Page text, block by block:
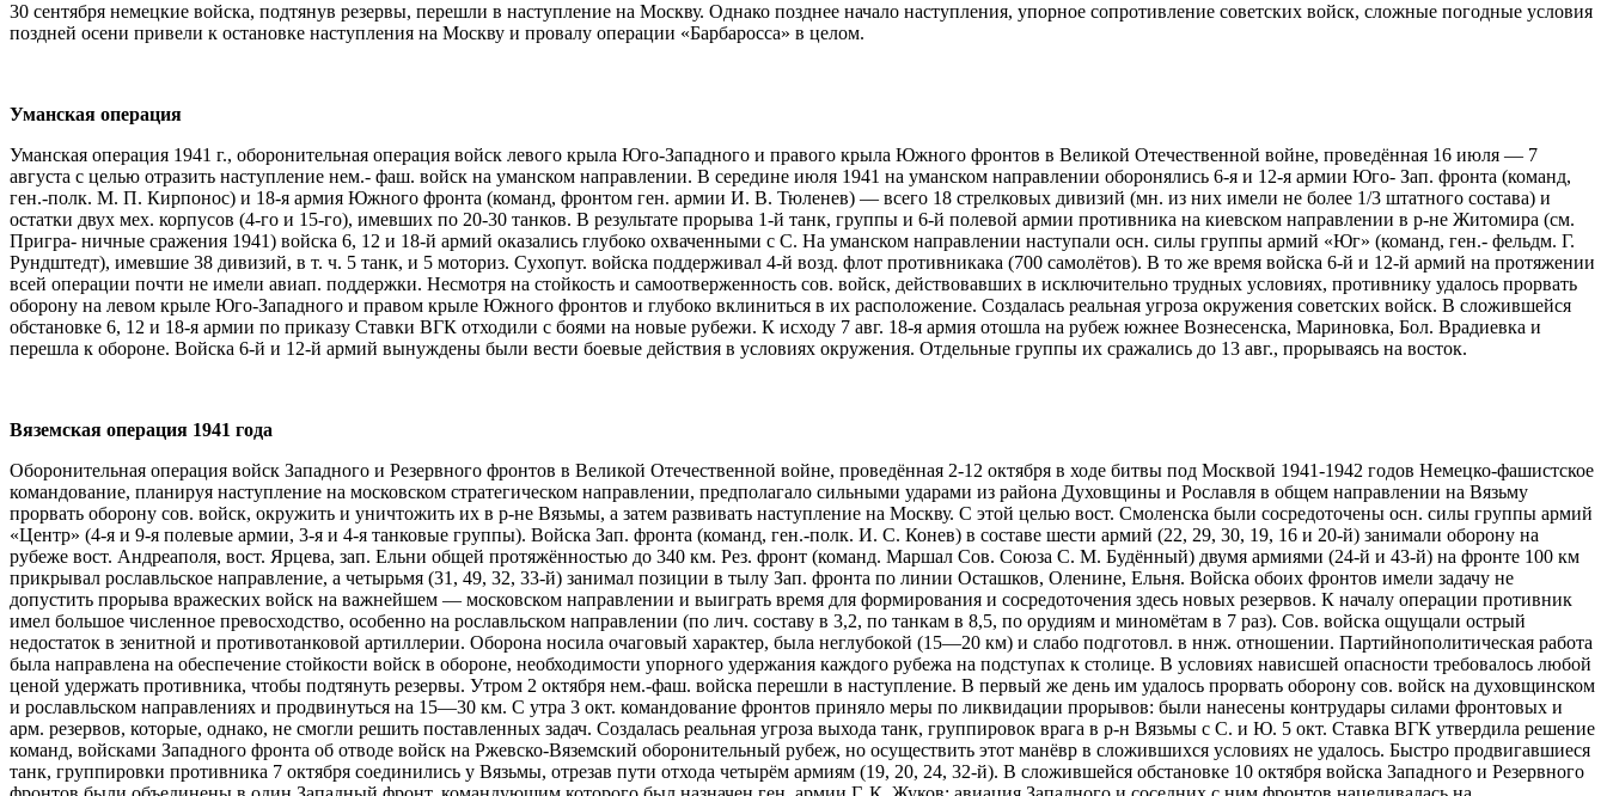
30 сентября немецкие войска, подтянув резервы, перешли в наступление на Москву. Однако позднее начало наступления, упорное сопротивление советских войск, сложные погодные условия
поздней осени привели к остановке наступления на Москву и провалу операции «Барбаросса» в целом.
Уманская операция
Уманская операция 1941 г., оборонительная операция войск левого крыла Юго-Западного и правого крыла Южного фронтов в Великой Отечественной войне, проведённая 16 июля — 7
августа с целью отразить наступление нем.- фаш. войск на уманском направлении. В середине июля 1941 на уманском направлении оборонялись 6-я и 12-я армии Юго- Зап. фронта (команд,
ген.-полк. М. П. Кирпонос) и 18-я армия Южного фронта (команд, фронтом ген. армии И. В. Тюленев) — всего 18 стрелковых дивизий (мн. из них имели не более 1/3 штатного состава) и
остатки двух мех. корпусов (4-го и 15-го), имевших по 20-30 танков. В результате прорыва 1-й танк, группы и 6-й полевой армии противника на киевском направлении в р-не Житомира (см.
Пригра- ничные сражения 1941) войска 6, 12 и 18-й армий оказались глубоко охваченными с С. На уманском направлении наступали осн. силы группы армий «Юг» (команд, ген.- фельдм. Г.
Рундштедт), имевшие 38 дивизий, в т. ч. 5 танк, и 5 моториз. Сухопут. войска поддерживал 4-й возд. флот противникака (700 самолётов). В то же время войска 6-й и 12-й армий на протяжении
всей операции почти не имели авиап. поддержки. Несмотря на стойкость и самоотверженность сов. войск, действовавших в исключительно трудных условиях, противнику удалось прорвать
оборону на левом крыле Юго-Западного и правом крыле Южного фронтов и глубоко вклиниться в их расположение. Создалась реальная угроза окружения советских войск. В сложившейся
обстановке 6, 12 и 18-я армии по приказу Ставки ВГК отходили с боями на новые рубежи. К исходу 7 авг. 18-я армия отошла на рубеж южнее Вознесенска, Мариновка, Бол. Врадиевка и
перешла к обороне. Войска 6-й и 12-й армий вынуждены были вести боевые действия в условиях окружения. Отдельные группы их сражались до 13 авг., прорываясь на восток.
Вяземская операция 1941 года
Оборонительная операция войск Западного и Резервного фронтов в Великой Отечественной войне, проведённая 2-12 октября в ходе битвы под Москвой 1941-1942 годов Немецко-фашистское
командование, планируя наступление на московском стратегическом направлении, предполагало сильными ударами из района Духовщины и Рославля в общем направлении на Вязьму
прорвать оборону сов. войск, окружить и уничтожить их в р-не Вязьмы, а затем развивать наступление на Москву. С этой целью вост. Смоленска были сосредоточены осн. силы группы армий
«Центр» (4-я и 9-я полевые армии, 3-я и 4-я танковые группы). Войска Зап. фронта (команд, ген.-полк. И. С. Конев) в составе шести армий (22, 29, 30, 19, 16 и 20-й) занимали оборону на
рубеже вост. Андреаполя, вост. Ярцева, зап. Ельни общей протяжённостью до 340 км. Рез. фронт (команд. Маршал Сов. Союза С. М. Будённый) двумя армиями (24-й и 43-й) на фронте 100 км
прикрывал рославльское направление, а четырьмя (31, 49, 32, 33-й) занимал позиции в тылу Зап. фронта по линии Осташков, Оленине, Ельня. Войска обоих фронтов имели задачу не
допустить прорыва вражеских войск на важнейшем — московском направлении и выиграть время для формирования и сосредоточения здесь новых резервов. К началу операции противник
имел большое численное превосходство, особенно на рославльском направлении (по лич. составу в 3,2, по танкам в 8,5, по орудиям и миномётам в 7 раз). Сов. войска ощущали острый
недостаток в зенитной и противотанковой артиллерии. Оборона носила очаговый характер, была неглубокой (15—20 км) и слабо подготовл. в ннж. отношении. Партийнополитическая работа
была направлена на обеспечение стойкости войск в обороне, необходимости упорного удержания каждого рубежа на подступах к столице. В условиях нависшей опасности требовалось любой
ценой удержать противника, чтобы подтянуть резервы. Утром 2 октября нем.-фаш. войска перешли в наступление. В первый же день им удалось прорвать оборону сов. войск на духовщинском
и рославльском направлениях и продвинуться на 15—30 км. С утра 3 окт. командование фронтов приняло меры по ликвидации прорывов: были нанесены контрудары силами фронтовых и
арм. резервов, которые, однако, не смогли решить поставленных задач. Создалась реальная угроза выхода танк, группировок врага в р-н Вязьмы с С. и Ю. 5 окт. Ставка ВГК утвердила решение
команд, войсками Западного фронта об отводе войск на Ржевско-Вяземский оборонительный рубеж, но осуществить этот манёвр в сложившихся условиях не удалось. Быстро продвигавшиеся
танк, группировки противника 7 октября соединились у Вязьмы, отрезав пути отхода четырём армиям (19, 20, 24, 32-й). В сложившейся обстановке 10 октября войска Западного и Резервного